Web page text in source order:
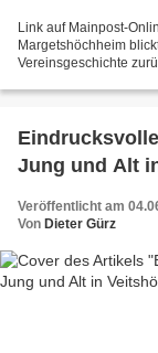
Link auf Mainpost-
Margetshöchheim
Vereinsgeschichte
Jung und Alt
Veröffentlicht am
Von Dieter Gürz